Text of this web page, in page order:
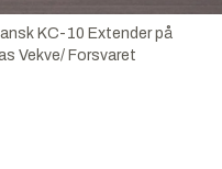
KC-10 Extender på
Vekve/ Forsvaret